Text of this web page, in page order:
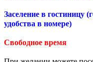
Заселение в гостиницу
удобства в номере)
Свободное время